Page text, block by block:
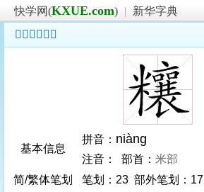
快学网(KXUE.com) |
新华字典
𥽬字基本信息
基本信息
拼音： niàng
注音： 部首： 米部
简/繁体笔划
笔划：23 部外笔划：17